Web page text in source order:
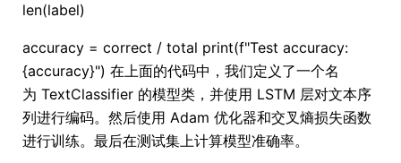
len(label)
accuracy = correct / total print(f"Test accuracy:
{accuracy}") 在上面的代码中，我们定义了一个名
为 TextClassifier 的模型类，并使用 LSTM 层对文本序
列进行编码。然后使用 Adam 优化器和交叉熵损失函数
进行训练。最后在测试集上计算模型准确率。